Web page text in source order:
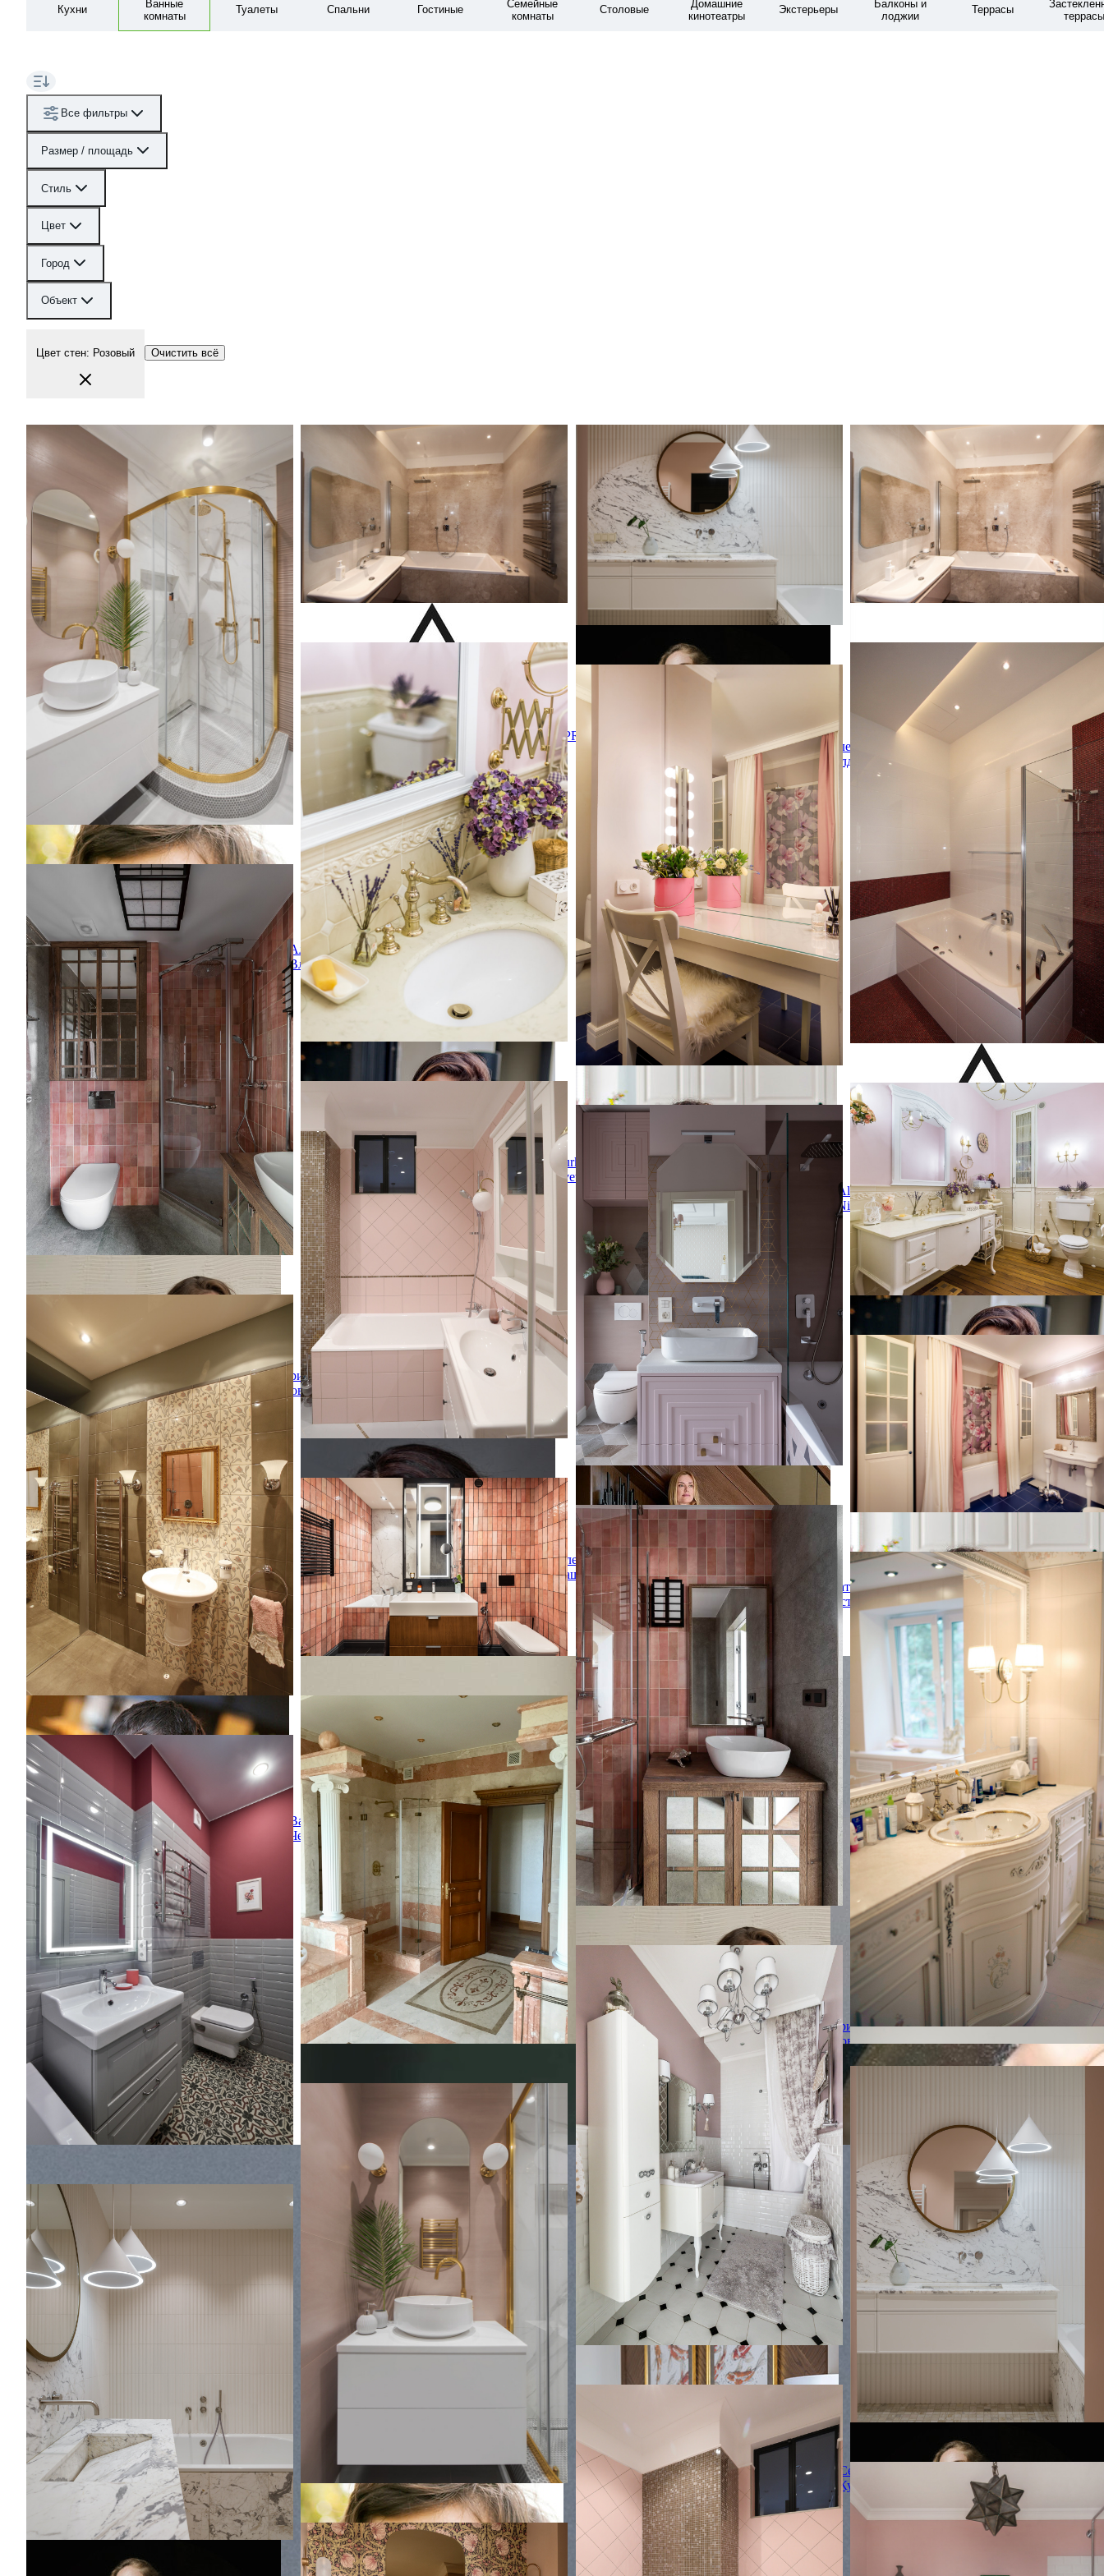
Кухни
Ванные
комнаты
Туалеты Спальни Гостиные
Семейные
комнаты
Столовые
Домашние
кинотеатры
Экстерьеры
Балконы и
лоджии
Террасы
террасы
Все фильтры
Размер / площадь
Стиль
Цвет
Город
Объект
Цвет стен: Розовый Очистить всё
ЖК Донской олимп
Идея дизайна: ванная комната среднего
размера в стиле неоклассика (современная
классика) с плоскими фасадами, белыми
фасадами, угловым душем, инсталляцией,
розовой плиткой, керамогранитной
плиткой, розовыми стенами, полом из
керамогранита, душевой кабиной,
накладной раковиной, столешницей из
искусственного камня, серым полом,
душем с раздвижными дверями и белой
столешницей
ЖК Донской олимп
Алена
Власова
Интерьер таунхауса
Источник вдохновения для домашнего
уюта: главная ванная комната среднего
размера в современном стиле с накладной
ванной, розовой плиткой,
керамогранитной плиткой, розовыми
стенами, полом из керамогранита,
подвесной раковиной и розовым полом
Интерьер таунхауса
PRYSM
Французское настроение и мотивы
шинуазри: семейная квартира
На фото: главная, серо-белая ванная
комната среднего размера с фасадами с
выступающей филенкой, бежевыми
фасадами, полновстраиваемой ванной,
инсталляцией, бежевой плиткой,
керамической плиткой, розовыми стенами,
мраморным полом, врезной раковиной,
мраморной столешницей, серым полом,
бежевой столешницей, фартуком, тумбой
панелями на стенах
Французское настроение и мотивы шинуазри: семейная квартира
Елена
Алдошин
Интерьер Таунхауса в Рублево
Пример оригинального дизайна: главная
ванная комната среднего размера в
современном стиле с накладной ванной,
душем над ванной, инсталляцией, розовой
плиткой, керамогранитной плиткой,
розовыми стенами, полом из мозаичной
плитки, подвесной раковиной, розовым
полом и шторкой для ванной
Интерьер Таунхауса в Рублево
Пример оригинального дизайна: ванная
комната среднего размера в классическом
стиле с бежевой плиткой, розовыми
стенами и врезной раковиной
Yurkova
Svetlana
Интерьер таунхауса
На фото: главная ванная комната среднего
размера в современном стиле с накладной
ванной, красной плиткой,
стенами, полом из керамогранита,
подвесной раковиной, душем над ванной,
красным полом и душем с распашными
Интерьер таунхауса
комната в стиле неоклассика (современная
классика) с белыми фасадами, ванной в
нише, унитазом-моноблоком, белой
плиткой, керамогранитной плиткой,
розовыми стенами, полом из керамической
плитки, синим полом и консольной
Aleksandra
Nikulina
ЖК "Театральный"
На фото: главная ванная комната среднего
размера в восточном стиле с стеклянными
фасадами, темными деревянными
фасадами, угловым душем, инсталляцией,
розовой плиткой, керамической плиткой,
розовыми стенами, полом из
керамогранита, накладной раковиной,
столешницей из ламината, серым полом,
душем с распашными дверями, коричневой
столешницей, зеркалом с подсветкой,
тумбой под одну раковину, напольной
тумбой, балками на потолке и панелями на
части стены с
ЖК "Театральный"
Кристина
Новожилова
Ванная комната. Вид на ванну и окно,
выходящее в кухню.
Источник вдохновения для домашнего
уюта: главная ванная комната среднего
размера с плоскими фасадами, белыми
фасадами, ванной в нише, угловым душем,
инсталляцией, розовой плиткой,
керамической плиткой, розовыми стенами,
полом из керамической плитки, накладной
раковиной, серым полом и душем с
раздвижными дверями
Ванная комната. Вид на ванну и окно, выходящее в кухню.
Александра
Дашкевич
Нежное шале
Свежая идея для дизайна: ванная комната в
классическом стиле с белыми фасадами,
раздельным унитазом, бежевой плиткой,
розовыми стенами, врезной раковиной,
паркетным полом среднего тона и
фасадами с выступающей филенкой -
отличное фото интерьера
Нежное шале
ЖК Родной город, Октябрьское поле
На фото: ванная комната в современном
стиле с инсталляцией, розовыми стенами и
настольной раковиной с
ЖК Родной город, Октябрьское поле
Татьяна
Астафьева
Квартира на Большом Козихинском
переулке
Свежая идея для дизайна: ванная комната
среднего размера в стиле кантри с
открытыми фасадами, угловым душем,
инсталляцией, разноцветной плиткой,
керамической плиткой, розовыми стенами,
полом из керамогранита, душевой
кабиной, консольной раковиной,
коричневым полом, шторкой для ванной и
белой столешницей - отличное фото
интерьера
Квартира на Большом Козихинском переулке
Василий
Чернов
Квартира для Саши
На фото: большая главная ванная комната
стиле неоклассика (современная классика)
с белыми фасадами, ванной в нише,
унитазом-моноблоком, белой плиткой,
керамогранитной плиткой, розовыми
стенами, полом из керамической плитки,
синим полом и консольной раковиной
Квартира для Саши
Квартира в ЖК "Самоцветы"
На фото: ванная комната в современном
стиле с плоскими фасадами, фасадами
цвета дерева среднего тона,
полновстраиваемой ванной, инсталляцией,
розовой плиткой, керамической плиткой,
розовыми стенами, полом из
керамогранита, черным полом и
монолитной раковиной с
Квартира в ЖК "Самоцветы"
ЖК "Театральный"
На фото: главная ванная комната среднего
размера в восточном стиле с стеклянными
фасадами, темными деревянными
фасадами, угловым душем, инсталляцией,
розовой плиткой, керамической плиткой,
розовыми стенами, полом из
керамогранита, накладной раковиной,
столешницей из ламината, серым полом,
душем с распашными дверями, коричневой
столешницей, зеркалом с подсветкой,
тумбой под одну раковину, напольной
тумбой, балками на потолке и панелями на
части стены
ЖК "Театральный"
Кристина
Новожилова
Classical country house
Стильный дизайн: главная ванная комната
среднего размера в классическом стиле с
фасадами с декоративным кантом,
светлыми деревянными фасадами, ванной
в нише, керамической плиткой, розовыми
стенами, полом из керамогранита,
мраморной столешницей и бежевой
плиткой - последний тренд
Classical country house
Уникальный мир | Millennium park
Клюква
Идея дизайна: главный совмещенный
санузел среднего размера со стиральной
машиной в современном стиле с фасадами
с выступающей филенкой, серыми
фасадами, полновстраиваемой ванной,
инсталляцией, серой плиткой,
керамической плиткой, розовыми стенами,
полом из цементной плитки, подвесной
раковиной, разноцветным полом,
гигиеническим душем, тумбой под одну
раковину и подвесной тумбой
Клюква
Двух комнатная квартира на Большой
Филёвской
На фото: главная ванная комната в
классическом стиле с плоскими фасадами,
белыми фасадами, ванной в нише, душем
над ванной, белой плиткой, плиткой
кабанчик, розовыми стенами, консольной
раковиной и шторкой для ванной
Двух комнатная квартира на Большой Филёвской
Сергей
Кузнецов
На фото: главная, серо-белая ванная
комната среднего размера с фасадами с
выступающей филенкой, бежевыми
фасадами, полновстраиваемой ванной,
инсталляцией, бежевой плиткой,
керамической плиткой, розовыми стенами,
мраморным полом, врезной раковиной,
мраморной столешницей, серым полом,
бежевой столешницей, фартуком, тумбой
под одну раковину, подвесной тумбой и
панелями на стенах с
Стильный дизайн: ванная комната
среднего размера в стиле неоклассика
(современная классика) с плоскими
фасадами, белыми фасадами, угловым
душем, инсталляцией, розовой плиткой,
керамогранитной плиткой, розовыми
стенами, полом из керамогранита, душевой
кабиной, накладной раковиной,
столешницей из искусственного камня,
серым полом, душем с раздвижными
дверями и белой столешницей - последний
Французское настроение и мотивы
шинуазри: семейная квартира
Идея дизайна: главная, серо-белая ванная
комната среднего размера с фасадами с
выступающей филенкой, бежевыми
фасадами, полновстраиваемой ванной,
инсталляцией, бежевой плиткой,
керамической плиткой, розовыми стенами,
мраморным полом, врезной раковиной,
мраморной столешницей, серым полом,
бежевой столешницей, фартуком, тумбой
под одну раковину, подвесной тумбой и
панелями на стенах
Французское настроение и мотивы шинуазри: семейная квартира
На фото: главная ванная комната среднего
размера с плоскими фасадами, белыми
фасадами, ванной в нише, угловым душем,
инсталляцией, розовой плиткой,
керамической плиткой, розовыми стенами,
полом из керамической плитки, накладной
раковиной, серым полом и душем с
раздвижными дверями
Свежая идея для дизайна: главная ванная
комната среднего размера в стиле фьюжн с
бежевыми фасадами, ванной в нише,
Проект на пару лет
Проект на пару лет